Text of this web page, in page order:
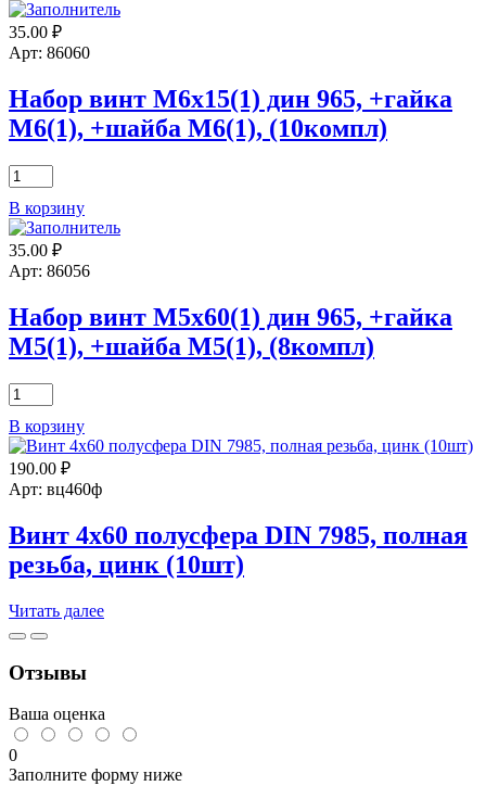
35.00 ₽
Арт: 86060
Набор винт М6х15(1) дин 965, +гайка
М6(1), +шайба М6(1), (10компл)
Количество
товара
Набор
винт
М6х15(1)
дин
+гайка
М6(1),
+шайба
(10компл)
В корзину
35.00 ₽
Арт: 86056
Набор винт М5х60(1) дин 965, +гайка
М5(1), +шайба М5(1), (8компл)
Количество
товара
Набор
винт
М5х60(1)
дин
+гайка
М5(1),
+шайба
(8компл)
В корзину
190.00 ₽
Арт: вц460ф
Винт 4х60 полусфера DIN 7985, полная
резьба, цинк (10шт)
Читать далее
Отзывы
Ваша оценка
0
Заполните форму ниже